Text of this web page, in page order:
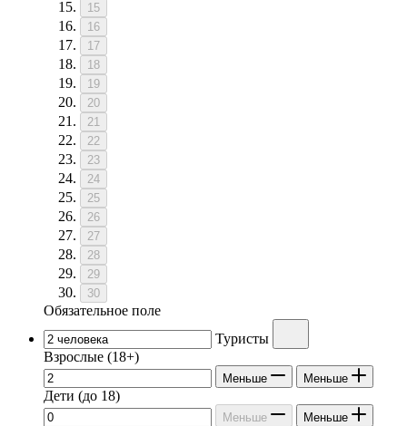
15
16
17
18
19
20
21
22
23
24
25
26
27
28
29
30
Обязательное поле
Туристы
Взрослые (18+)
Меньше Меньше
Дети (до 18)
Меньше Меньше